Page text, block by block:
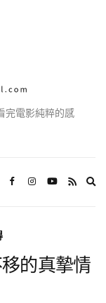
完電影純粹的感
的真摯情